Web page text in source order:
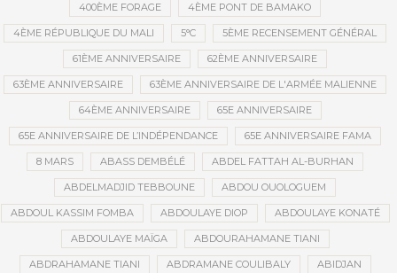
400ÈME FORAGE 4ÈME PONT DE BAMAKO
4ÈME RÉPUBLIQUE DU MALI 5°C 5ÈME RECENSEMENT GÉNÉRAL
61ÈME ANNIVERSAIRE 62ÈME ANNIVERSAIRE
63ÈME ANNIVERSAIRE 63ÈME ANNIVERSAIRE DE L'ARMÉE MALIENNE
64ÈME ANNIVERSAIRE 65E ANNIVERSAIRE
65E ANNIVERSAIRE DE L’INDÉPENDANCE 65E ANNIVERSAIRE FAMA
8 MARS ABASS DEMBÉLÉ ABDEL FATTAH AL-BURHAN
ABDELMADJID TEBBOUNE ABDOU OUOLOGUEM
ABDOUL KASSIM FOMBA ABDOULAYE DIOP ABDOULAYE KONATÉ
ABDOULAYE MAÏGA ABDOURAHAMANE TIANI
ABDRAHAMANE TIANI ABDRAMANE COULIBALY ABIDJAN